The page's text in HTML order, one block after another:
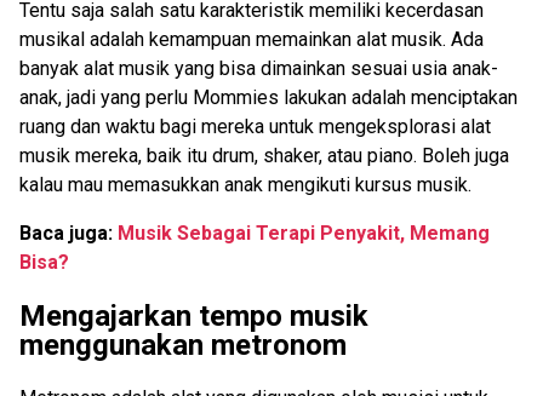
Tentu saja salah satu karakteristik memiliki kecerdasan
musikal adalah kemampuan memainkan alat musik. Ada
banyak alat musik yang bisa dimainkan sesuai usia anak-
anak, jadi yang perlu Mommies lakukan adalah menciptakan
ruang dan waktu bagi mereka untuk mengeksplorasi alat
musik mereka, baik itu drum, shaker, atau piano. Boleh juga
kalau mau memasukkan anak mengikuti kursus musik.
Baca juga: Musik Sebagai Terapi Penyakit, Memang
Bisa?
Mengajarkan tempo musik
menggunakan metronom